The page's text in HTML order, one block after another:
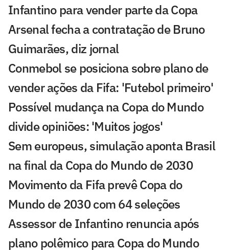
Infantino para vender parte da Copa
Arsenal fecha a contratação de Bruno
Guimarães, diz jornal
Conmebol se posiciona sobre plano de
vender ações da Fifa: 'Futebol primeiro'
Possível mudança na Copa do Mundo
divide opiniões: 'Muitos jogos'
Sem europeus, simulação aponta Brasil
na final da Copa do Mundo de 2030
Movimento da Fifa prevê Copa do
Mundo de 2030 com 64 seleções
Assessor de Infantino renuncia após
plano polêmico para Copa do Mundo